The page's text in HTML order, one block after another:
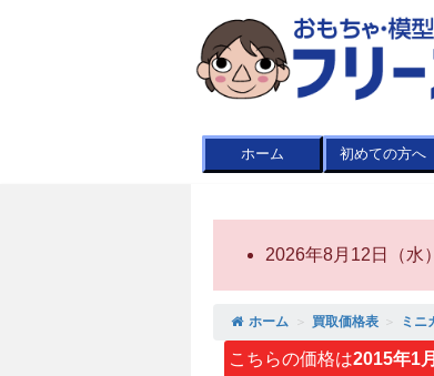
ホーム 初めての方へ
2026年8月12日（水
ホーム ＞ 買取価格表 ＞ ミニ
こちらの価格は2015年1